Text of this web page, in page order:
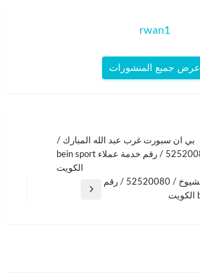
rwan1
عرض جميع المنشورات
بي ان سبورت غرب عبد الله المبارك /
52520080 / رقم خدمة عملاء bein sport
الكويت
بي ان سبورت جليب الشيوخ / 52520080 / رقم